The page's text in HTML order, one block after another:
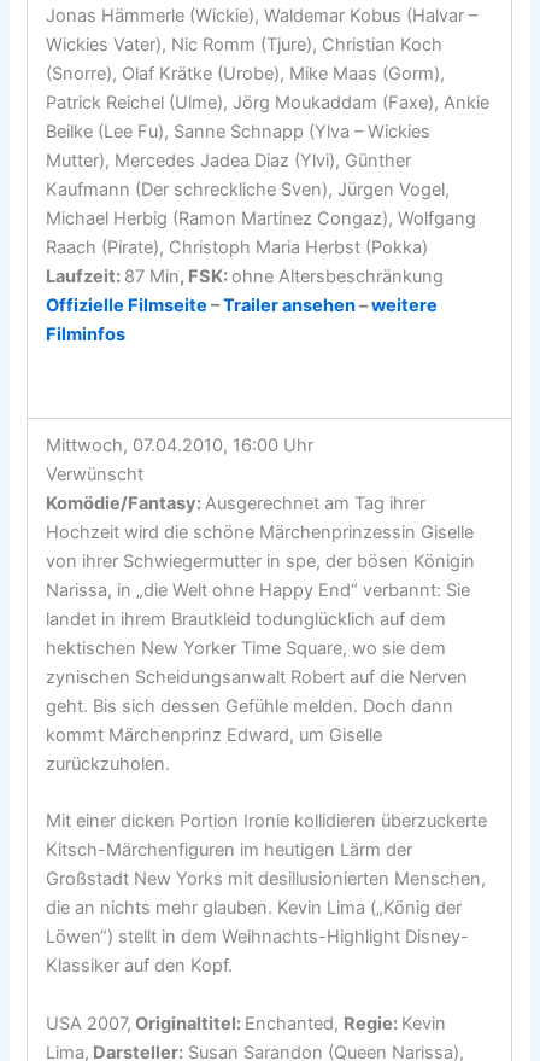
Jonas Hämmerle (Wickie), Waldemar Kobus (Halvar –
Wickies Vater), Nic Romm (Tjure), Christian Koch
(Snorre), Olaf Krätke (Urobe), Mike Maas (Gorm),
Patrick Reichel (Ulme), Jörg Moukaddam (Faxe), Ankie
Beilke (Lee Fu), Sanne Schnapp (Ylva – Wickies
Mutter), Mercedes Jadea Diaz (Ylvi), Günther
Kaufmann (Der schreckliche Sven), Jürgen Vogel,
Michael Herbig (Ramon Martinez Congaz), Wolfgang
Raach (Pirate), Christoph Maria Herbst (Pokka)
Laufzeit: 87 Min, FSK:ohne Altersbeschränkung
Offizielle Filmseite–Trailer ansehen–weitere
Filminfos
Mittwoch, 07.04.2010, 16:00 Uhr
Verwünscht
Komödie/Fantasy:Ausgerechnet am Tag ihrer
Hochzeit wird die schöne Märchenprinzessin Giselle
von ihrer Schwiegermutter in spe, der bösen Königin
Narissa, in „die Welt ohne Happy End“ verbannt: Sie
landet in ihrem Brautkleid todunglücklich auf dem
hektischen New Yorker Time Square, wo sie dem
zynischen Scheidungsanwalt Robert auf die Nerven
geht. Bis sich dessen Gefühle melden. Doch dann
kommt Märchenprinz Edward, um Giselle
zurückzuholen.
Mit einer dicken Portion Ironie kollidieren überzuckerte
Kitsch-Märchenfiguren im heutigen Lärm der
Großstadt New Yorks mit desillusionierten Menschen,
die an nichts mehr glauben. Kevin Lima („König der
Löwen“) stellt in dem Weihnachts-Highlight Disney-
Klassiker auf den Kopf.
USA 2007, Originaltitel: Enchanted, Regie: Kevin
Lima, Darsteller: Susan Sarandon (Queen Narissa),